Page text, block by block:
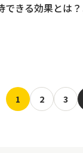
できる効果とは
1 2 3